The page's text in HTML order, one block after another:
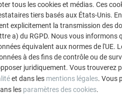
tous les cookies et médias. Ces
tiers basés aux États-Unis.
explicitement la transmission des
a) du RGPD. Nous vous informons
équivalent aux normes de l'UE.
à des fins de contrôle ou de
juridiquement. Vous trouverez
et dans les mentions légales. Vous
les paramètres des cookies.